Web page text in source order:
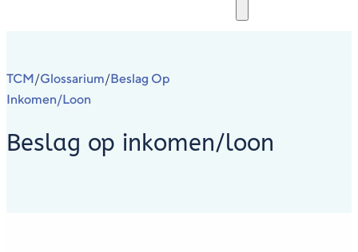
TCM/Glossarium/Beslag Op
Inkomen/loon
Beslag op inkomen/loon